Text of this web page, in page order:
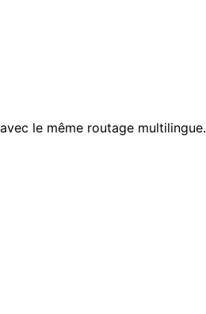
le même routage multilingue.